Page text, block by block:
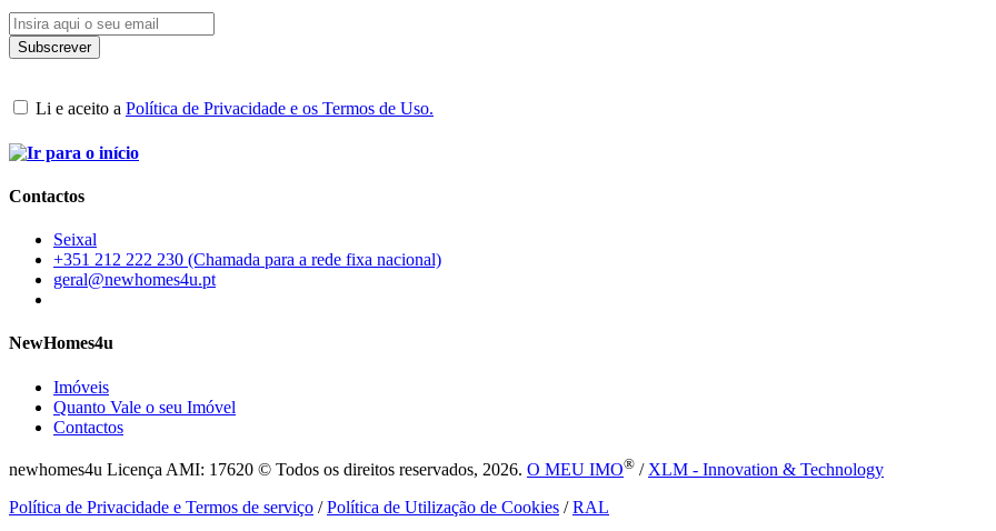
Li e aceito a Política de Privacidade e os Termos de Uso.
Contactos
Seixal
+351 212 222 230 (Chamada para a rede fixa nacional)
geral@newhomes4u.pt
NewHomes4u
Imóveis
Quanto Vale o seu Imóvel
Contactos
newhomes4u Licença AMI: 17620 © Todos os direitos reservados, 2026. O MEU IMO® / XLM - Innovation & Technology
Política de Privacidade e Termos de serviço /Política de Utilização de Cookies /RAL